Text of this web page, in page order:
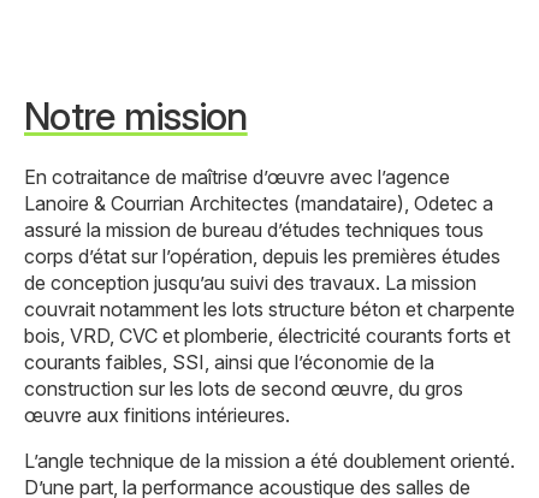
Notre mission
En cotraitance de maîtrise d’œuvre avec l’agence
Lanoire & Courrian Architectes (mandataire), Odetec a
assuré la mission de bureau d’études techniques tous
corps d’état sur l’opération, depuis les premières études
de conception jusqu’au suivi des travaux. La mission
couvrait notamment les lots structure béton et charpente
bois, VRD, CVC et plomberie, électricité courants forts et
courants faibles, SSI, ainsi que l’économie de la
construction sur les lots de second œuvre, du gros
œuvre aux finitions intérieures.
L’angle technique de la mission a été doublement orienté.
D’une part, la performance acoustique des salles de